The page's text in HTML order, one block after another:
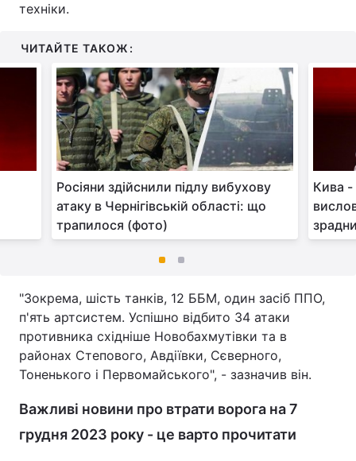
техніки.
ЧИТАЙТЕ ТАКОЖ:
Росіяни здійснили підлу вибухову
атаку в Чернігівській області: що
трапилося (фото)
Кива -
"Зокрема, шість танків, 12 ББМ, один засіб ППО,
п'ять артсистем. Успішно відбито 34 атаки
противника східніше Новобахмутівки та в
районах Степового, Авдіївки, Сєверного,
Тоненького і Первомайського", - зазначив він.
Важливі новини про втрати ворога на 7
грудня 2023 року - це варто прочитати